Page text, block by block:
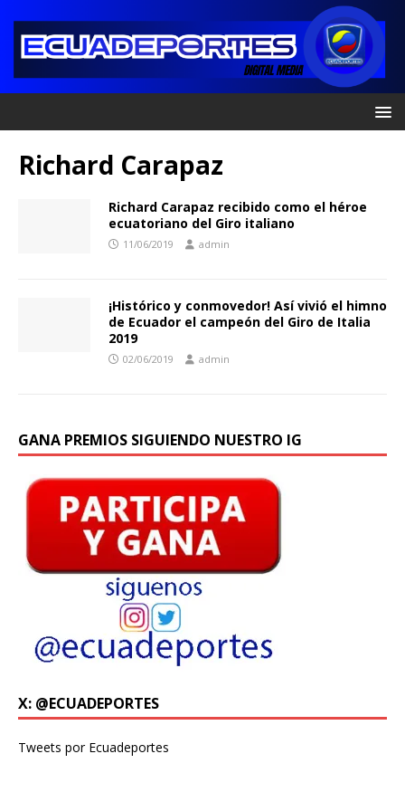
Richard Carapaz
Richard Carapaz recibido como el héroe
ecuatoriano del Giro italiano
11/06/2019 admin
¡Histórico y conmovedor! Así vivió el himno
de Ecuador el campeón del Giro de Italia
2019
02/06/2019 admin
GANA PREMIOS SIGUIENDO NUESTRO IG
X: @ECUADEPORTES
Tweets por Ecuadeportes